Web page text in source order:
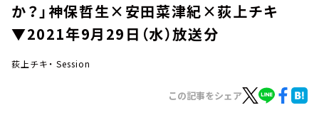
今日の番組表
か？」神保哲生×安田菜津紀×荻上チキ
▼2021年9月29日（水）放送分
荻上チキ・ Session
この記事をシェア